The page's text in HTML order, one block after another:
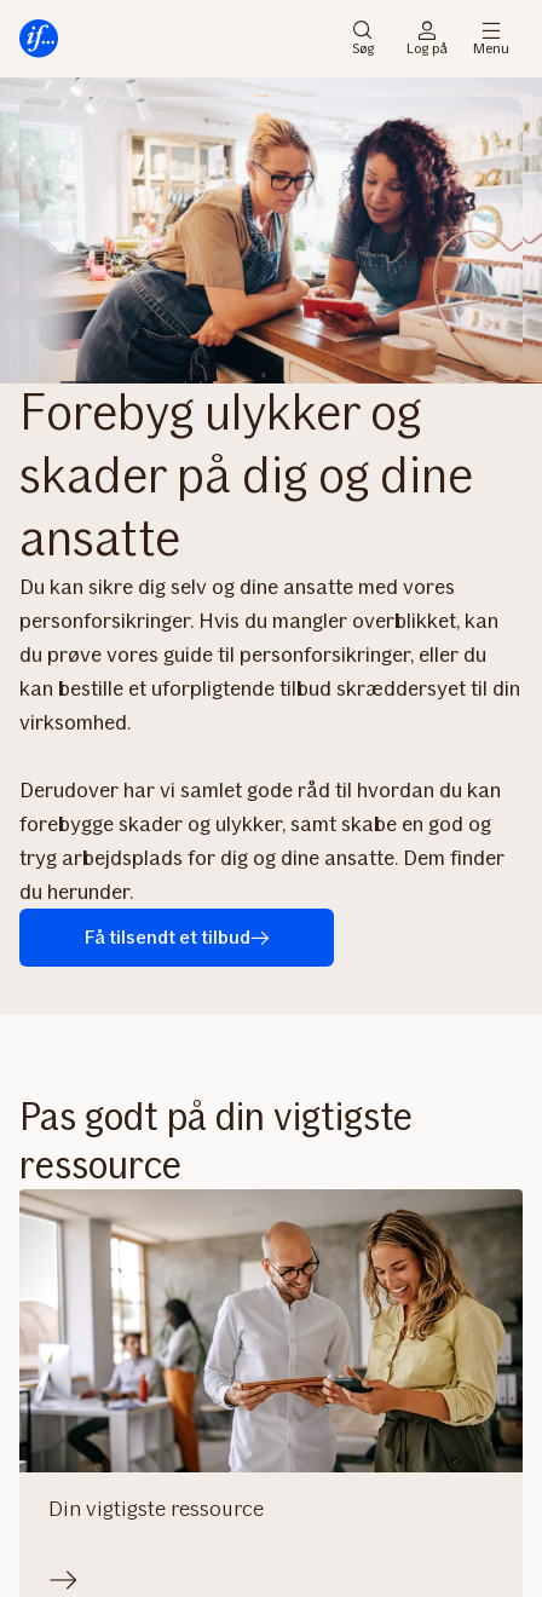
Søg Log på Menu
Forebyg ulykker og
skader på dig og dine
ansatte
Du kan sikre dig selv og dine ansatte med vores
personforsikringer. Hvis du mangler overblikket, kan
du prøve vores guide til personforsikringer, eller du
kan bestille et uforpligtende tilbud skræddersyet til din
virksomhed.
Derudover har vi samlet gode råd til hvordan du kan
forebygge skader og ulykker, samt skabe en god og
tryg arbejdsplads for dig og dine ansatte. Dem finder
du herunder.
Få tilsendt et tilbud
Pas godt på din vigtigste
ressource
Din vigtigste ressource